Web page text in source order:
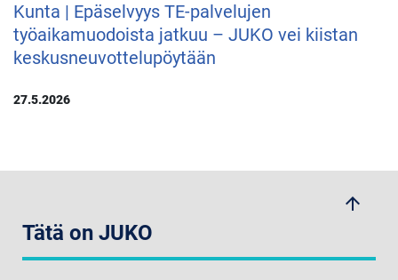
Kunta | Epäselvyys TE-palvelujen
työaikamuodoista jatkuu – JUKO vei kiistan
keskusneuvottelupöytään
27.5.2026
arrow_upwards
Tätä on JUKO